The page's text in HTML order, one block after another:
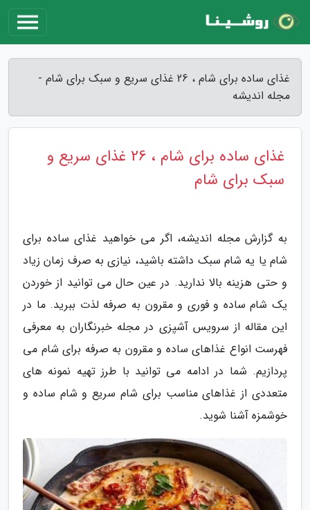
غذای ساده برای شام ، 26 غذای سریع و سبک برای شام -
مجله اندیشه
غذای ساده برای شام ، 26 غذای سریع و
سبک برای شام
به گزارش مجله اندیشه، اگر می خواهید غذای ساده برای
شام یا یه شام سبک داشته باشید، نیازی به صرف زمان زیاد
و حتی هزینه بالا ندارید. در عین حال می توانید از خوردن
یک شام ساده و فوری و مقرون به صرفه لذت ببرید. ما در
این مقاله از سرویس آشپزی در مجله خبرنگاران به معرفی
فهرست انواع غذاهای ساده و مقرون به صرفه برای شام می
پردازیم. شما در ادامه می توانید با طرز تهیه نمونه های
متعددی از غذاهای مناسب برای شام سریع و شام ساده و
خوشمزه آشنا شوید.